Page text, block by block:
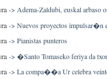
-> Adema-Zaldubi, euskal arbaso
-> Nuevos proyectos impulsar�n
-> Pianistas punteros
-> �Santo Tomaseko feriya da
-> La compa��a Ur celebra